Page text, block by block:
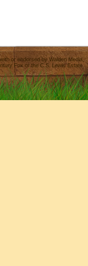
or endorsed byWalden Media
Fox or the C.S. Lewis Estate.